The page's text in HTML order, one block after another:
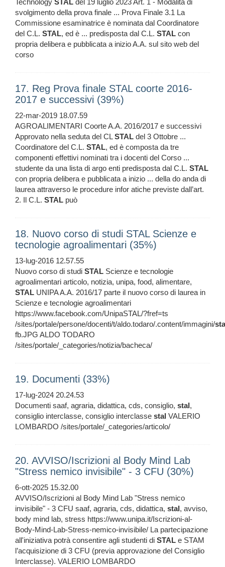
Technology STAL del 19 luglio 2023 Art. 1 - Modalità di
svolgimento della prova finale ... Prova Finale 3.1 La
Commissione esaminatrice è nominata dal Coordinatore
del C.L. STAL, ed è ... predisposta dal C.L. STAL con
propria delibera e pubblicata a inizio A.A. sul sito web del
corso
17. Reg Prova finale STAL coorte 2016-
2017 e successivi (39%)
22-mar-2019 18.07.59
AGROALIMENTARI Coorte A.A. 2016/2017 e successivi
Approvato nella seduta del CLSTAL del 3 Ottobre ...
Coordinatore del C.L. STAL, ed è composta da tre
componenti effettivi nominati tra i docenti del Corso ...
studente da una lista di argo enti predisposta dal C.L. STAL
con propria delibera e pubblicata a inizio ... della do anda di
laurea attraverso le procedure infor atiche previste dall’art.
2. Il C.L. STAL può
18. Nuovo corso di studi STAL Scienze e
tecnologie agroalimentari (35%)
13-lug-2016 12.57.55
Nuovo corso di studi STAL Scienze e tecnologie
agroalimentari articolo, notizia, unipa, food, alimentare,
STAL UNIPA A.A. 2016/17 parte il nuovo corso di laurea in
Scienze e tecnologie agroalimentari
https://www.facebook.com/UnipaSTAL/?fref=ts
/sites/portale/persone/docenti/t/aldo.todaro/.content/immagini/
fb.JPG ALDO TODARO
/sites/portale/_categories/notizia/bacheca/
19. Documenti (33%)
17-lug-2024 20.24.53
Documenti saaf, agraria, didattica, cds, consiglio, stal,
consiglio interclasse, consiglio interclasse stal VALERIO
LOMBARDO /sites/portale/_categories/articolo/
20. AVVISO/Iscrizioni al Body Mind Lab
"Stress nemico invisibile" - 3 CFU (30%)
6-ott-2025 15.32.00
AVVISO/Iscrizioni al Body Mind Lab "Stress nemico
invisibile" - 3 CFU saaf, agraria, cds, didattica, stal, avviso,
body mind lab, stress https://www.unipa.it/Iscrizioni-al-
Body-Mind-Lab-Stress-nemico-invisibile/ La partecipazione
all'iniziativa potrà consentire agli studenti di STAL e STAM
l’acquisizione di 3 CFU (previa approvazione del Consiglio
Interclasse). VALERIO LOMBARDO